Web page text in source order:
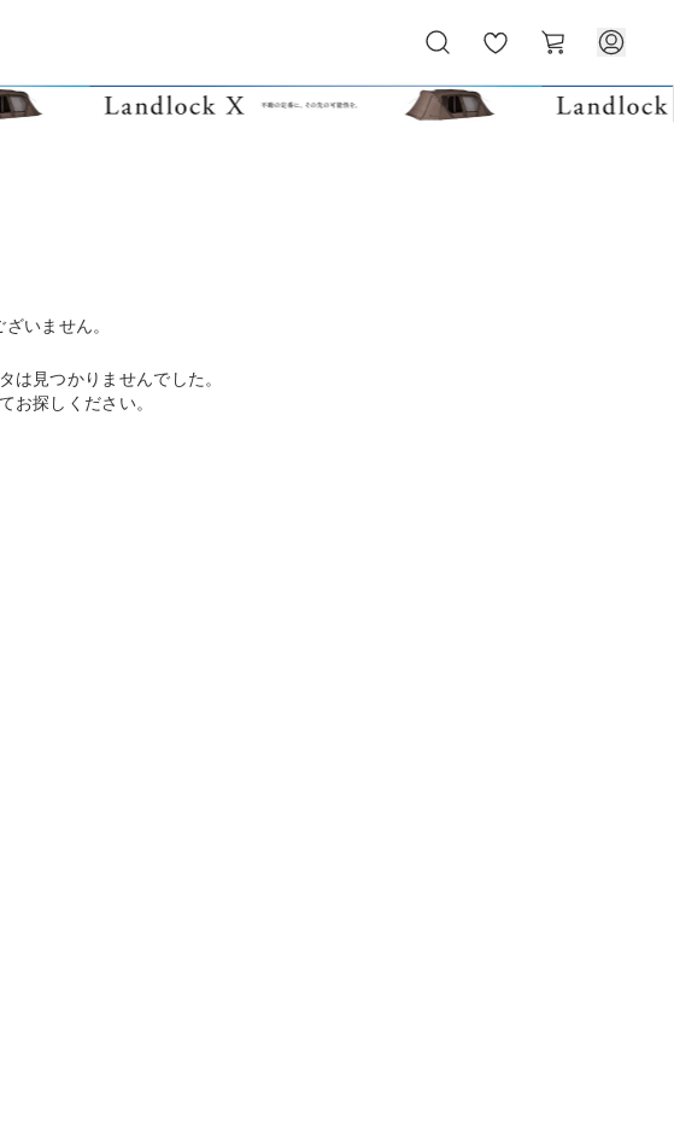
気
に
ー
ト
いません。
は見つかりませんでした。
お探しください。